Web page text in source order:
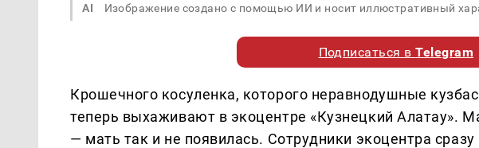
AI Изображение создано с помощью ИИ и носит иллюстративный
Подписаться вTelegram
Крошечного косуленка, которого неравнодушные
теперь выхаживают в экоцентре «Кузнецкий Алатау».
— мать так и не появилась. Сотрудники экоцентра